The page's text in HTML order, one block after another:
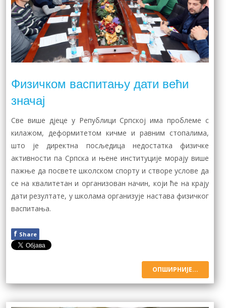
Физичком васпитању дати већи
значај
Све више дјеце у Републици Српској има проблеме с
килажом, деформитетом кичме и равним стопалима,
што је директна посљедица недостатка физичке
активности па Српска и њене институције морају више
пажње да посвете школском спорту и створе услове да
се на квалитетан и организован начин, који ће на крају
дати резултате, у школама организује настава физичког
васпитања.
f Share
ОПШИРНИЈЕ...